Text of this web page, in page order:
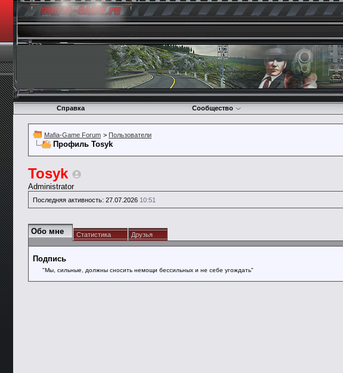
Справка Сообщество
Mafia-Game Forum > Пользователи
Профиль Tosyk
Tosyk
Administrator
Последняя активность: 27.07.2026 10:51
Обо мне Статистика Друзья
Подпись
"Мы, сильные, должны сносить немощи бессильных и не себе угождать"